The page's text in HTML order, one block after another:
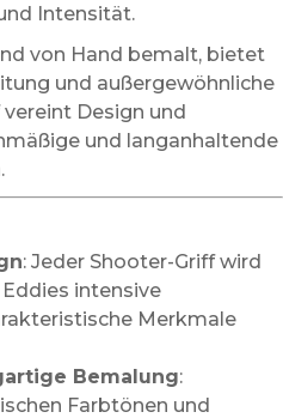
Intensität.
von Hand bemalt, bietet
und außergewöhnliche
Design und
und langanhaltende
: Jeder Shooter-Griff wird
intensive
Merkmale
Bemalung:
Farbtönen und